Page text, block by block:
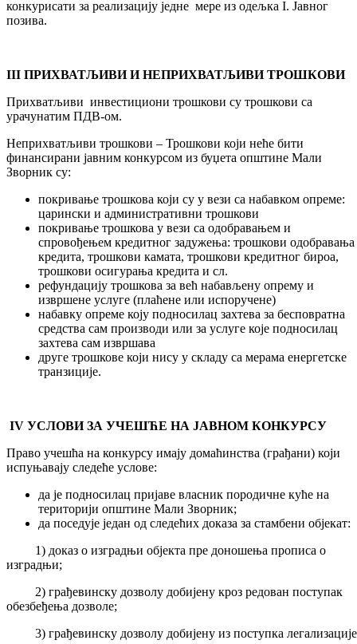
конкурисати за реализацију једне мере из одељка I. Јавног
позива.
III ПРИХВАТЉИВИ И НЕПРИХВАТЉИВИ ТРОШКОВИ
Прихватљиви инвестициони трошкови су трошкови са
урачунатим ПДВ-ом.
Неприхватљиви трошкови – Трошкови који неће бити
финансирани јавним конкурсом из буџета општине Мали
Зворник су:
покривање трошкова који су у вези са набавком опреме:
царински и административни трошкови
покривање трошкова у вези са одобравањем и
спровођењем кредитног задужења: трошкови одобравања
кредита, трошкови камата, трошкови кредитног бироа,
трошкови осигурања кредита и сл.
рефундацију трошкова за већ набављену опрему и
извршене услуге (плаћене или испоручене)
набавку опреме коју подносилац захтева за бесповратна
средства сам производи или за услуге које подносилац
захтева сам извршава
друге трошкове који нису у складу са мерама енергетске
транзиције.
IV УСЛОВИ ЗА УЧЕШЋЕ НА ЈАВНОМ КОНКУРСУ
Право учешћа на конкурсу имају домаћинства (грађани) који
испуњавају следеће услове:
да је подносилац пријаве власник породичне куће на
територији општине Мали Зворник;
да поседује један од следећих доказа за стамбени објекат:
1) доказ о изградњи објекта пре доношења прописа о
изградњи;
2) грађевинску дозволу добијену кроз редован поступак
обезбеђења дозволе;
3) грађевинску дозволу добијену из поступка легализације